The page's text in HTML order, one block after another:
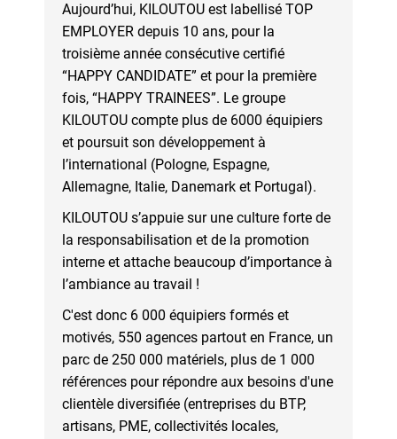
Aujourd’hui, KILOUTOU est labellisé TOP
EMPLOYER depuis 10 ans, pour la
troisième année consécutive certifié
“HAPPY CANDIDATE” et pour la première
fois, “HAPPY TRAINEES”. Le groupe
KILOUTOU compte plus de 6000 équipiers
et poursuit son développement à
l’international (Pologne, Espagne,
Allemagne, Italie, Danemark et Portugal).
KILOUTOU s’appuie sur une culture forte de
la responsabilisation et de la promotion
interne et attache beaucoup d’importance à
l’ambiance au travail !
C'est donc 6 000 équipiers formés et
motivés, 550 agences partout en France, un
parc de 250 000 matériels, plus de 1 000
références pour répondre aux besoins d'une
clientèle diversifiée (entreprises du BTP,
artisans, PME, collectivités locales,